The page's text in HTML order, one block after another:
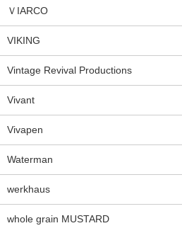
ＶIARCO
VIKING
Vintage Revival Productions
Vivant
Vivapen
Waterman
werkhaus
whole grain MUSTARD